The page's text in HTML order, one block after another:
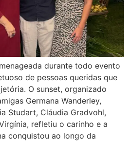
durante todo evento
de pessoas queridas que
O sunset, organizado
Germana Wanderley,
Studart, Cláudia Gradvohl,
refletiu o carinho e a
conquistou ao longo da